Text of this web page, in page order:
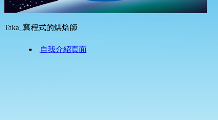
Taka_寫程式的烘焙師
自我介紹頁面